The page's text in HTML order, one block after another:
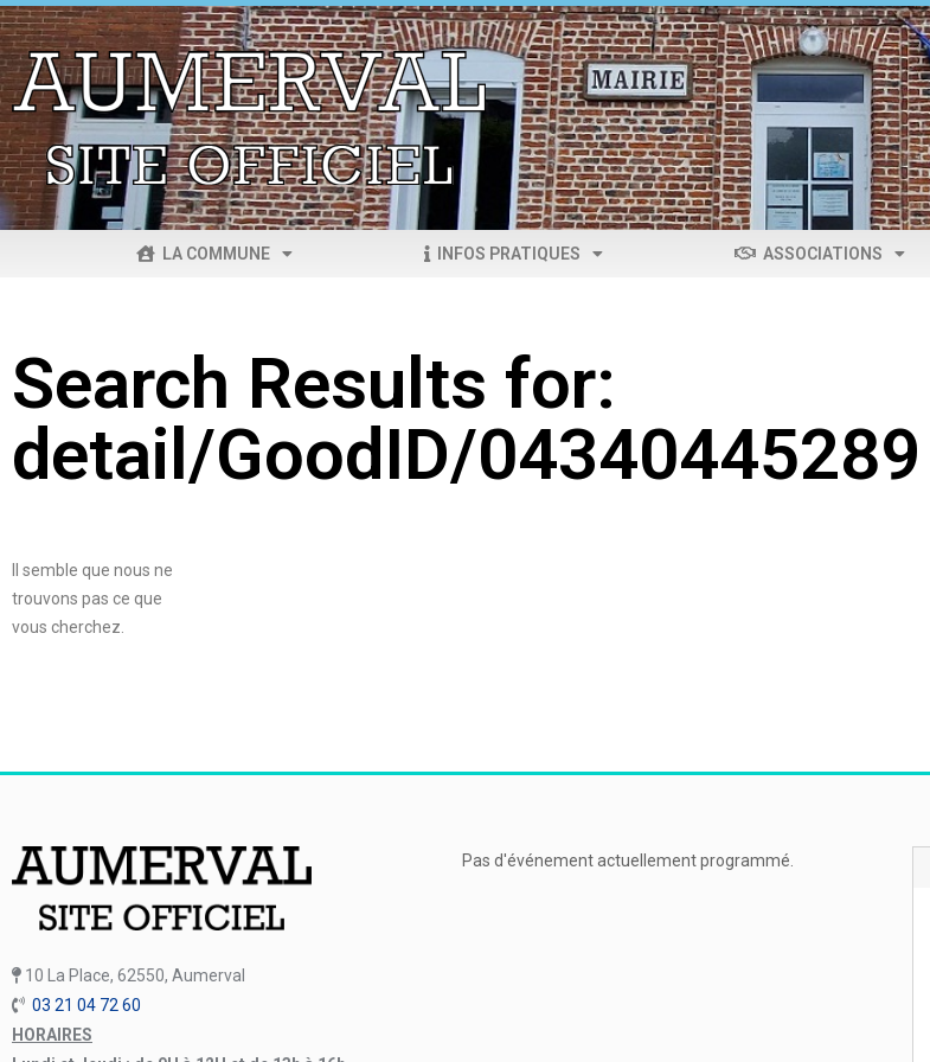
LA COMMUNE INFOS PRATIQUES ASSOCIATIONS
Search Results for:
detail/GoodID/04340445289
Il semble que nous ne
trouvons pas ce que
vous cherchez.
10 La Place, 62550, Aumerval
03 21 04 72 60
HORAIRES
Pas d'événement actuellement programmé.